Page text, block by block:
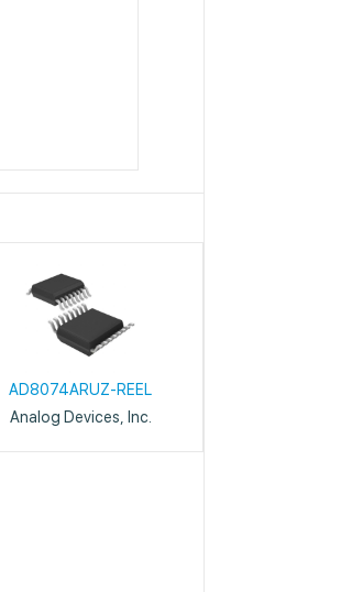
AD8074ARUZ-REEL
Analog Devices, Inc.